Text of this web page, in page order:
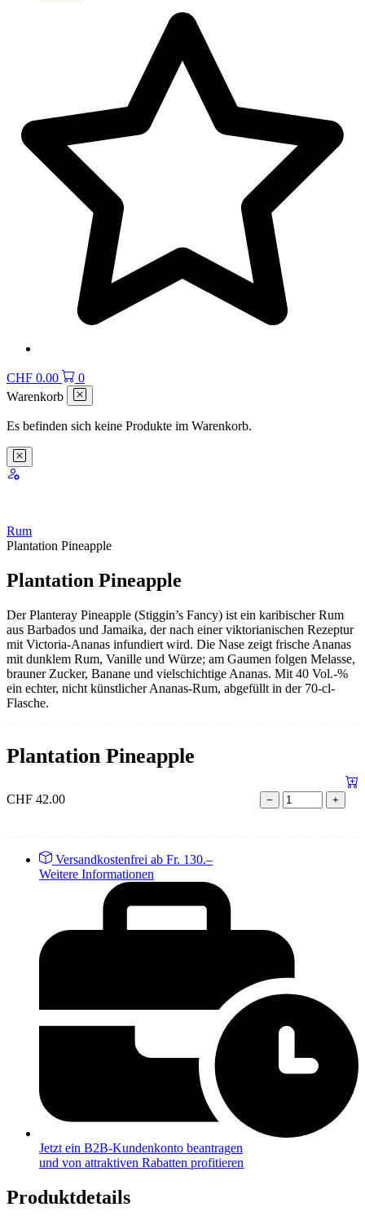
CHF 0.00
0
Warenkorb
Es befinden sich keine Produkte im Warenkorb.
Rum
Plantation Pineapple
Plantation Pineapple
Der Planteray Pineapple (Stiggin’s Fancy) ist ein karibischer Rum
aus Barbados und Jamaika, der nach einer viktorianischen Rezeptur
mit Victoria-Ananas infundiert wird. Die Nase zeigt frische Ananas
mit dunklem Rum, Vanille und Würze; am Gaumen folgen Melasse,
brauner Zucker, Banane und vielschichtige Ananas. Mit 40 Vol.-%
ein echter, nicht künstlicher Ananas-Rum, abgefüllt in der 70-cl-
Flasche.
Plantation Pineapple
CHF 42.00 − +
Versandkostenfrei ab Fr. 130.–
Weitere Informationen
Jetzt ein B2B-Kundenkonto beantragen
und von attraktiven Rabatten profitieren
Produktdetails